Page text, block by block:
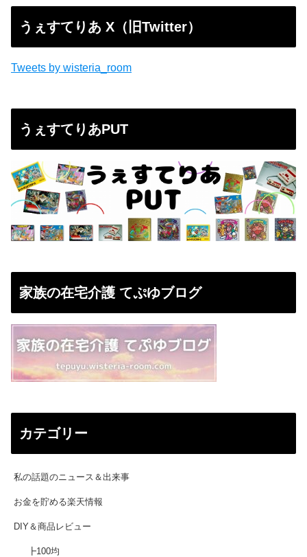
うぇすてりあ X（旧Twitter）
Tweets by wisteria_room
うぇすてりあPUT
家族の在宅介護 てぷゆブログ
カテゴリー
私の話題のニュース＆出来事
お金を貯める楽天情報
DIY＆商品レビュー
┣100均